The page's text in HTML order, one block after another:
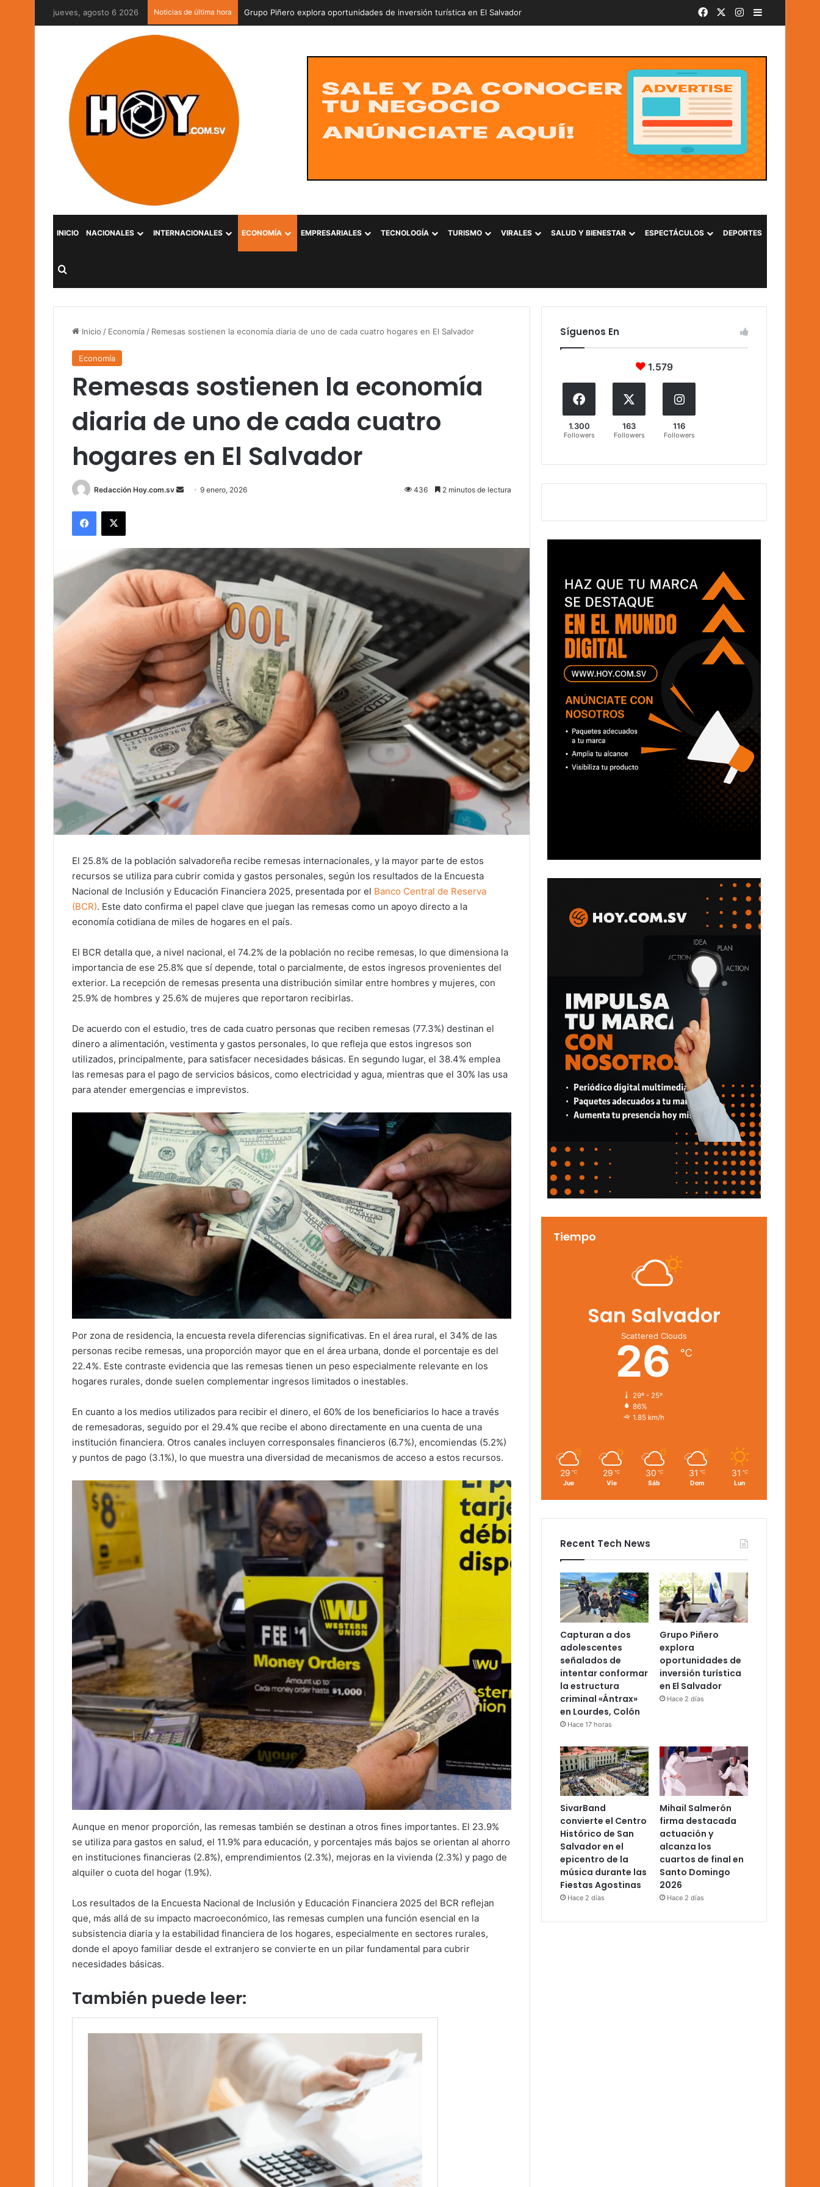
jueves, agosto 6 2026 Noticias de última hora FacebookInstagram
Barra lateral
INICIO NACIONALES INTERNACIONALES ECONOMÍA EMPRESARIALES TECNOLOGÍA TURISMO VIRALES SALUD Y BIENESTAR ESPECTÁCULOS DEPORTES
Buscar por
Inicio / Economía / Remesas sostienen la economía diaria de uno de cada cuatro hogares en El Salvador
Economía
Remesas sostienen la economía
diaria de uno de cada cuatro
hogares en El Salvador
Redacción Hoy.com.sv
Send9 enero, 2026 436 2 minutos de lectura
Facebook
X
El 25.8% de la población salvadoreña recibe remesas internacionales, y la mayor parte de estos
recursos se utiliza para cubrir comida y gastos personales, según los resultados de la Encuesta
Nacional de Inclusión y Educación Financiera 2025, presentada por el Banco Central de Reserva
(BCR). Este dato confirma el papel clave que juegan las remesas como un apoyo directo a la
economía cotidiana de miles de hogares en el país.
El BCR detalla que, a nivel nacional, el 74.2% de la población no recibe remesas, lo que dimensiona la
importancia de ese 25.8% que sí depende, total o parcialmente, de estos ingresos provenientes del
exterior. La recepción de remesas presenta una distribución similar entre hombres y mujeres, con
25.9% de hombres y 25.6% de mujeres que reportaron recibirlas.
De acuerdo con el estudio, tres de cada cuatro personas que reciben remesas (77.3%) destinan el
dinero a alimentación, vestimenta y gastos personales, lo que refleja que estos ingresos son
utilizados, principalmente, para satisfacer necesidades básicas. En segundo lugar, el 38.4% emplea
las remesas para el pago de servicios básicos, como electricidad y agua, mientras que el 30% las usa
para atender emergencias e imprevistos.
Por zona de residencia, la encuesta revela diferencias significativas. En el área rural, el 34% de las
personas recibe remesas, una proporción mayor que en el área urbana, donde el porcentaje es del
22.4%. Este contraste evidencia que las remesas tienen un peso especialmente relevante en los
hogares rurales, donde suelen complementar ingresos limitados o inestables.
En cuanto a los medios utilizados para recibir el dinero, el 60% de los beneficiarios lo hace a través
de remesadoras, seguido por el 29.4% que recibe el abono directamente en una cuenta de una
institución financiera. Otros canales incluyen corresponsales financieros (6.7%), encomiendas (5.2%)
y puntos de pago (3.1%), lo que muestra una diversidad de mecanismos de acceso a estos recursos.
Aunque en menor proporción, las remesas también se destinan a otros fines importantes. El 23.9%
se utiliza para gastos en salud, el 11.9% para educación, y porcentajes más bajos se orientan al ahorro
en instituciones financieras (2.8%), emprendimientos (2.3%), mejoras en la vivienda (2.3%) y pago de
alquiler o cuota del hogar (1.9%).
Los resultados de la Encuesta Nacional de Inclusión y Educación Financiera 2025 del BCR reflejan
que, más allá de su impacto macroeconómico, las remesas cumplen una función esencial en la
subsistencia diaria y la estabilidad financiera de los hogares, especialmente en sectores rurales,
donde el apoyo familiar desde el extranjero se convierte en un pilar fundamental para cubrir
necesidades básicas.
También puede leer:
Síguenos En
1.579
1.300
Followers
163
Followers
116
Followers
Tiempo
San Salvador
Scattered Clouds
26 ℃
29º - 25º
86%
1.85 km/h
29 ℃
Jue
29 ℃
Vie
30 ℃
Sáb
31 ℃
Dom
31 ℃
Lun
Recent Tech News
Capturan a dos
adolescentes
señalados de
intentar conformar
la estructura
criminal «Ántrax»
en Lourdes, Colón
Hace 17 horas
Grupo Piñero
explora
oportunidades de
inversión turística
en El Salvador
Hace 2 días
SivarBand
convierte el Centro
Histórico de San
Salvador en el
epicentro de la
música durante las
Fiestas Agostinas
Hace 2 días
Mihail Salmerón
firma destacada
actuación y
alcanza los
cuartos de final en
Santo Domingo
2026
Hace 2 días